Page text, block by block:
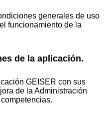
generales de uso
funcionamiento de la
de la aplicación.
GEISER con sus
de la Administración